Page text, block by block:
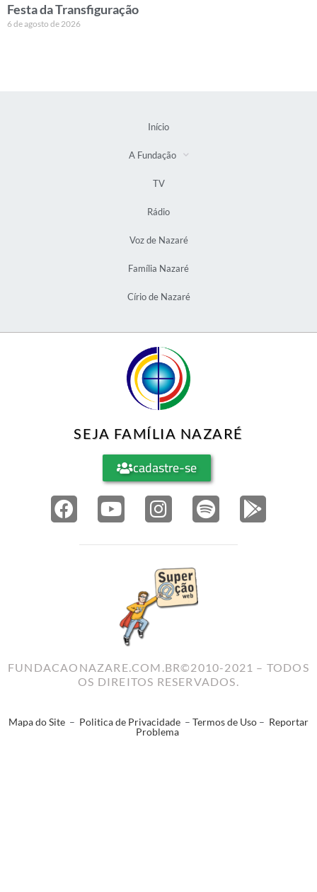
Festa da Transfiguração
6 de agosto de 2026
Início
A Fundação
TV
Rádio
Voz de Nazaré
Família Nazaré
Círio de Nazaré
SEJA FAMÍLIA NAZARÉ
cadastre-se
FUNDACAONAZARE.COM.BR©2010-2021 – TODOS
OS DIREITOS RESERVADOS.
Mapa do Site – Politica de Privacidade – Termos de Uso – Reportar
Problema